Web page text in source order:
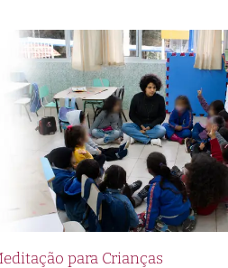
para Crianças